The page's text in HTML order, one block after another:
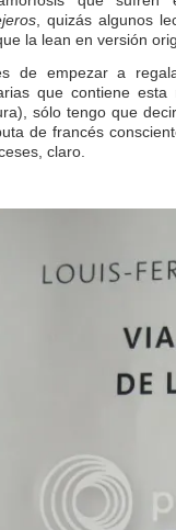
, quizás algunos
la lean en versión
de empezar a
que contiene
sólo tengo que
de francés
claro.